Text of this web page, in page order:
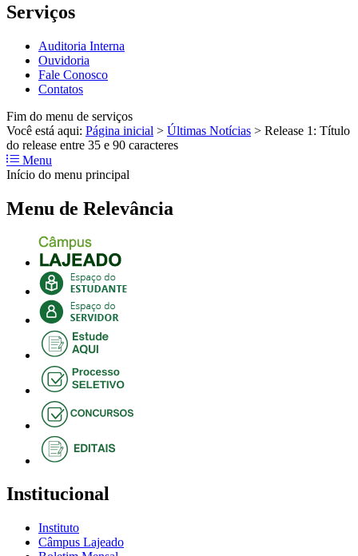
Serviços
Auditoria Interna
Ouvidoria
Fale Conosco
Contatos
Fim do menu de serviços
Você está aqui: Página inicial > Últimas Notícias > Release 1: Título
do release entre 35 e 90 caracteres
Menu
Início do menu principal
Menu de Relevância
Institucional
Instituto
Câmpus Lajeado